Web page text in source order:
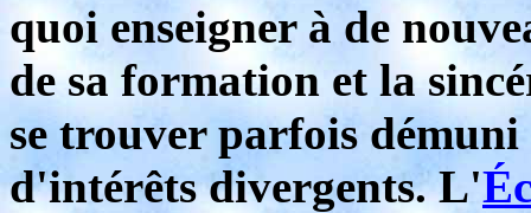
quoi enseigner à de
de sa formation et la
se trouver parfois démuni
d'intérêts divergents. L'